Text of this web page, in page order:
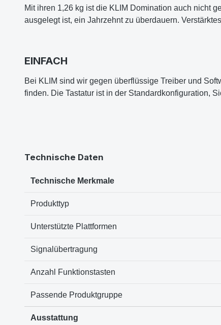
Mit ihren 1,26 kg ist die KLIM Domination auch nicht
ausgelegt ist, ein Jahrzehnt zu überdauern.
EINFACH
Bei KLIM sind wir gegen überflüssige Treiber und
finden. Die Tastatur ist in der Standardkonfiguration,
Technische Daten
Technische Merkmale
Produkttyp
Unterstützte Plattformen
Signalübertragung
Anzahl Funktionstasten
Passende Produktgruppe
Ausstattung